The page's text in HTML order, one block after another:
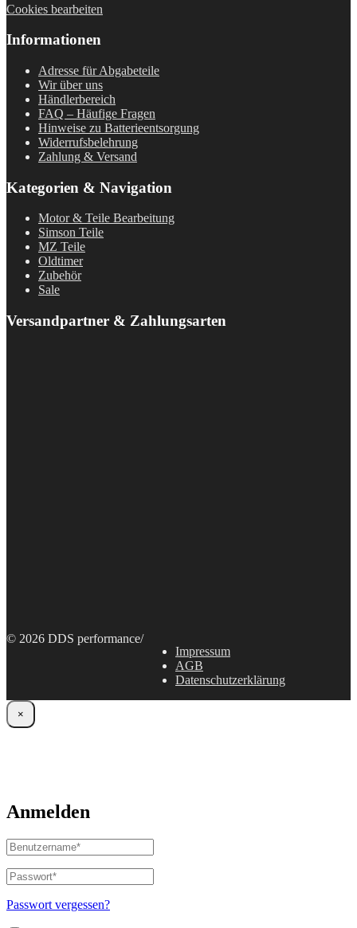
Cookies bearbeiten
Informationen
Adresse für Abgabeteile
Wir über uns
Händlerbereich
FAQ – Häufige Fragen
Hinweise zu Batterieentsorgung
Widerrufsbelehrung
Zahlung & Versand
Kategorien & Navigation
Motor & Teile Bearbeitung
Simson Teile
MZ Teile
Oldtimer
Zubehör
Sale
Versandpartner & Zahlungsarten
© 2026 DDS performance/
Impressum
AGB
Datenschutzerklärung
×
Anmelden
Benutzername
oder
E-
Mail-
Adresse*
Passwort*
Erforderlich
Passwort vergessen?